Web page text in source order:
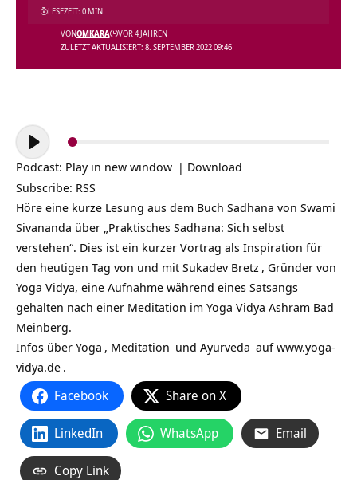
ZULETZT AKTUALISIERT: 8. SEPTEMBER 2022 09:46
VONOMKARA VOR 4 JAHREN
LESEZEIT: 0 MIN
Audio-
Player
Podcast: Play in new window | Download
Subscribe: RSS
Höre eine kurze Lesung aus dem Buch Sadhana von Swami
Sivananda über „Praktisches Sadhana: Sich selbst
verstehen“. Dies ist ein kurzer Vortrag als Inspiration für
den heutigen Tag von und mit Sukadev Bretz , Gründer von
Yoga Vidya, eine Aufnahme während eines Satsangs
gehalten nach einer Meditation im Yoga Vidya Ashram Bad
Meinberg.
Infos über Yoga , Meditation und Ayurveda aufwww.yoga-
vidya.de .
Facebook Share on X
LinkedIn WhatsApp Email
Copy Link